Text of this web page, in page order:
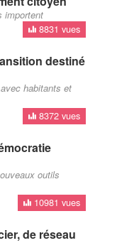
importent
8831 vues
destiné
habitants et
8372 vues
outils
10981 vues
de réseau